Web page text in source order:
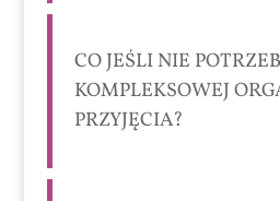
CO JEŚLI NIE
KOMPLEKSOWEJ
PRZYJĘCIA?